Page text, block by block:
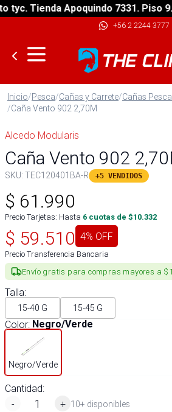
Tienda Apoquindo 7331. Piso 9.
+56 2 2244 3777
Inicio/Pesca/Cañas y Carrete/Cañas
/Caña Vento 902 2,70M
Alcedo Modularis
Caña Vento 902
SKU: TEC120401BA-R +5 VENDIDOS
$ 61.990
Precio Tarjetas: Hasta 6 cuotas de $10.332
$ 59.510 4% OFF
Precio Transferencia Bancaria
Envío gratis para compras mayores a
Talla:
15-40 G 15-45 G
Color: Negro/Verde
Negro/Verde
Cantidad:
-
+ 10+ disponibles